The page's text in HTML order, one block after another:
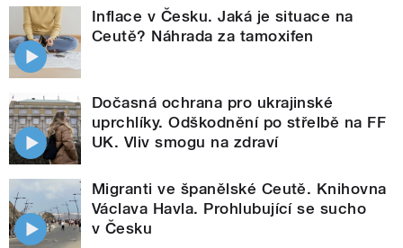
Inflace v Česku. Jaká je situace na
Ceutě? Náhrada za tamoxifen
Dočasná ochrana pro ukrajinské
uprchlíky. Odškodnění po střelbě na FF
UK. Vliv smogu na zdraví
Migranti ve španělské Ceutě. Knihovna
Václava Havla. Prohlubující se sucho
v Česku